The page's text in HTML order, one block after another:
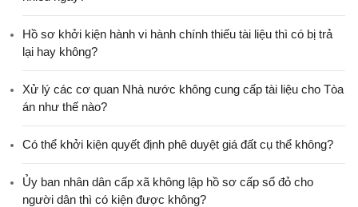
Hồ sơ khởi kiện hành vi hành chính thiếu tài liệu thì có bị trả
lại hay không?
Xử lý các cơ quan Nhà nước không cung cấp tài liệu cho Tòa
án như thế nào?
Có thể khởi kiện quyết định phê duyệt giá đất cụ thể không?
Ủy ban nhân dân cấp xã không lập hồ sơ cấp sổ đỏ cho
người dân thì có kiện được không?